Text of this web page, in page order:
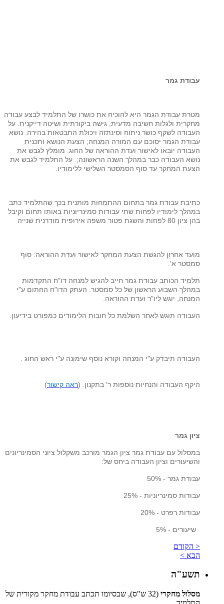
עבודת גמר
מטרת עבודת הגמר היא להוכיח את כושרו של התלמיד לבצע עבודה
מחקרית ולגלות חשיבה מדעית, גישה ביקורתית ושיטה דייקנית. על
העבודה לשקף כושר ניתוח וסינתזה ויכולת התבטאות בהירה. נושא
עבודת הגמר יסוכם עם המורה המנחה; הצעת הנושא ותכנית
העבודה יובאו לאישור ועדת ההוראה של החוג. מומלץ לגבש את
נושא העבודה כבר במהלך השנה הראשונה; על התלמיד לגבש את
הצעת המחקר עד סוף הסמסטר השלישי ללימודיו.
כתיבת עבודת גמר בתחום ההתמחות מותנית בכך שהתלמיד כתב
במהלך לימודיו לפחות שתי עבודות סמינריוניות באותו תחום וקיבל
בהן ציון 80 לפחות והשגת פטור משפה אירופית מודרנית שנייה
מועד אחרון להגשת הצעת המחקר לאישור ועדת ההוראה: סוף
סמסטר א'.
תלמיד הכותב עבודת גמר חייב להגיש למנחה דו"ח התקדמות
במהלך השבוע הראשון של כל סמסטר. העתק הדו"ח החתום ע"י
המנחה, יוגש ליו"ר ועדת ההוראה.
העבודה תוגש לאחר השלמת כל חובות הלימודים כמפורט בידיעון.
העבודה תיבדק ע"י המנחה וקורא נוסף שימונה ע"י ראש החוג .
היקף העבודה והנחיות נוספות ר' בתקנון. (ראה קישור)
ציון גמר
במסלול עם עבודת גמר ציון הגמר מורכב משקלול ציוני הסמינריונים
והשיעורים וציון העבודה ביחס של:
עבודת גמר - 50%
עבודות סמינריוניות - 25%
עבודות רפרט - 20%
שיעורים - 5%
< הקודם
הבא >
תשע"ה
מסלול מחקרי
(32 ש"ס), שבסיומו תכתב עבודת מחקר מקורית של